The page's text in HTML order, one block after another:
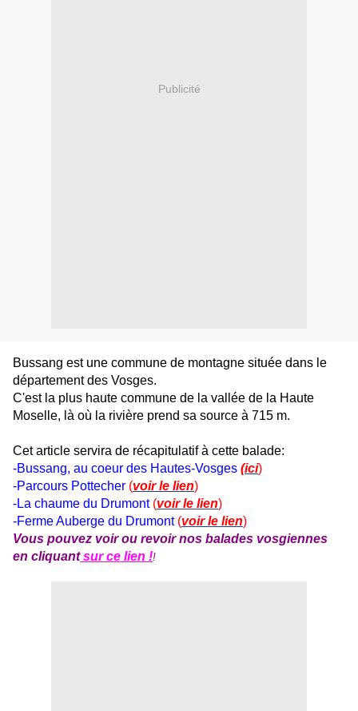
Publicité
Bussang est une commune de montagne située dans le
département des Vosges.
C'est la plus haute commune de la vallée de la Haute
Moselle, là où la rivière prend sa source à 715 m.
Cet article servira de récapitulatif à cette balade:
-Bussang, au coeur des Hautes-Vosges (ici)
-Parcours Pottecher (voir le lien)
-La chaume du Drumont (voir le lien)
-Ferme Auberge du Drumont (voir le lien)
Vous pouvez voir ou revoir nos balades vosgiennes
en cliquant sur ce lien !!